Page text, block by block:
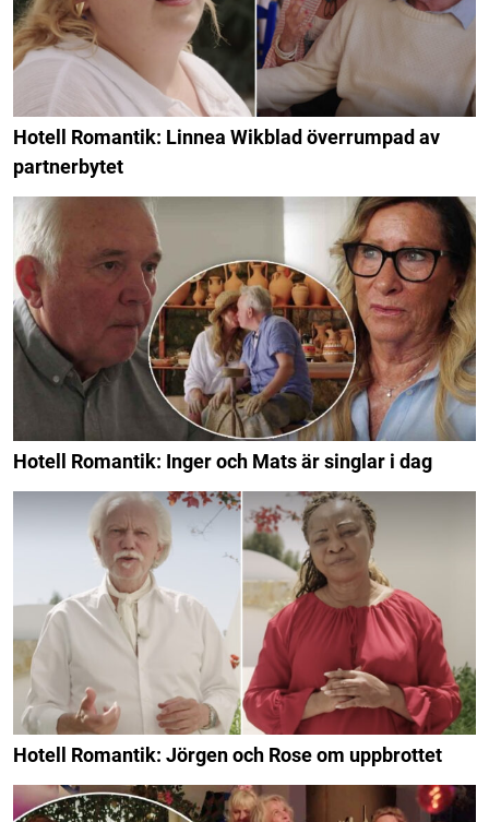
Hotell Romantik: Linnea Wikblad överrumpad av
partnerbytet
Hotell Romantik: Inger och Mats är singlar i dag
Hotell Romantik: Jörgen och Rose om uppbrottet